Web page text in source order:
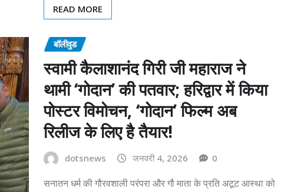
READ MORE
बॉलीवुड
स्वामी कैलाशानंद गिरी जी महाराज ने
थामी ‘गोदान’ की पतवार; हरिद्वार में किया
पोस्टर विमोचन, ‘गोदान’ फिल्म अब
रिलीज के लिए है तैयार!
dotsnews जनवरी 4, 2026 0
सनातन धर्म की गौरवशाली परंपरा और गौ माता के प्रति अटूट आस्था को